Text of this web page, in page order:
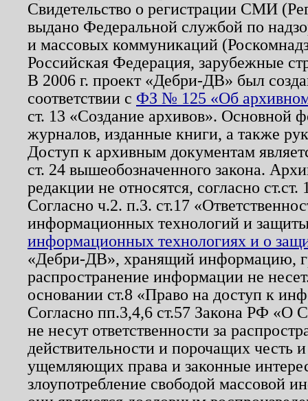
Свидетельство о регистрации СМИ
выдано Федеральной службой по
и массовых коммуникаций
Российская Федерация, зарубежные
В 2006 г. проект «Дебри-ДВ» был
соответствии с ФЗ № 125 «Об
ст. 13 «Создание архивов». Основной
журналов, изданные книги, а также
Доступ к архивным документам
ст. 24 вышеобозначенного закона.
редакции не относятся, согласно
Согласно ч.2. п.3. ст.17
информационных технологий и
информационных технологиях и о
«Дебри-ДВ», хранящий информацию,
распространение информации не
основании ст.8 «Право на доступ к
Согласно пп.3,4,6 ст.57 Закона РФ «О
не несут ответственности за
действительности и порочащих честь
ущемляющих права и законные
злоупотребление свободой массовой